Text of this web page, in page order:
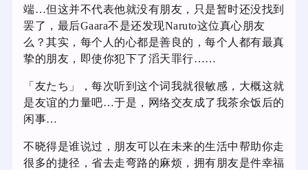
端…但这并不代表他就没有朋友，只是暂时还没找到
罢了，最后Gaara不是还发现Naruto这位真心朋友
么？其实，每个人的心都是善良的，每个人都有最真
挚的朋友，即使你犯下了滔天罪行……
「友たち」，每次听到这个词我就很敏感，大概这就
是友谊的力量吧…于是，网络交友成了我茶余饭后的
闲事…
不晓得是谁说过，朋友可以在未来的生活中帮助你走
很多的捷径，省去走弯路的麻烦，拥有朋友是件幸福